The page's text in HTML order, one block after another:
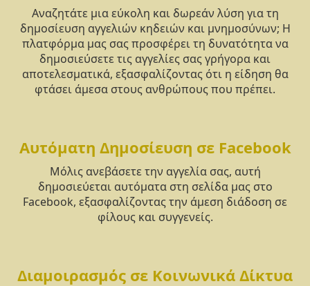
Αναζητάτε μια εύκολη και δωρεάν λύση για τη
δημοσίευση αγγελιών κηδειών και μνημοσύνων; Η
πλατφόρμα μας σας προσφέρει τη δυνατότητα να
δημοσιεύσετε τις αγγελίες σας γρήγορα και
αποτελεσματικά, εξασφαλίζοντας ότι η είδηση θα
φτάσει άμεσα στους ανθρώπους που πρέπει.
Αυτόματη Δημοσίευση σε Facebook
Μόλις ανεβάσετε την αγγελία σας, αυτή
δημοσιεύεται αυτόματα στη σελίδα μας στο
Facebook, εξασφαλίζοντας την άμεση διάδοση σε
φίλους και συγγενείς.
Διαμοιρασμός σε Κοινωνικά Δίκτυα